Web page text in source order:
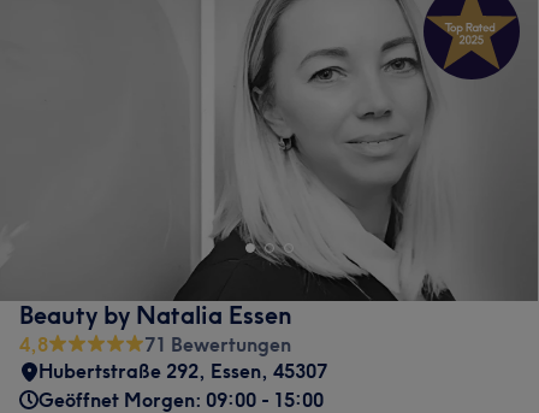
Beauty by Natalia Essen
4,8
71 Bewertungen
Hubertstraße 292, Essen, 45307
Geöffnet Morgen: 09:00 - 15:00